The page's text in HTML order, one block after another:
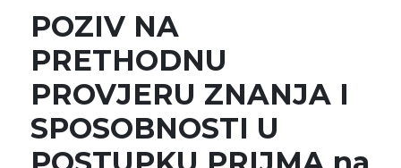
POZIV NA
PRETHODNU
PROVJERU ZNANJA I
SPOSOBNOSTI U